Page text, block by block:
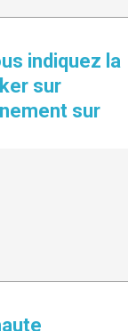
indiquez la
sur
sur